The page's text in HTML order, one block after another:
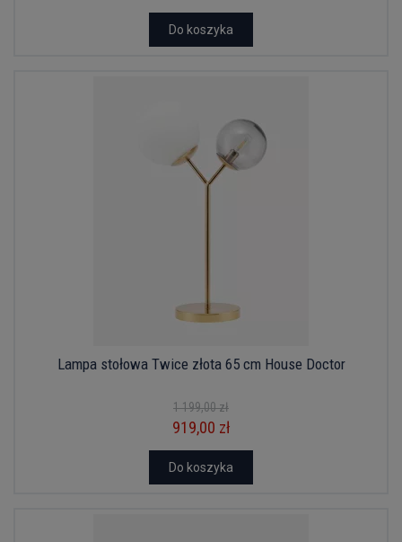
Do koszyka
Lampa stołowa Twice złota 65 cm House Doctor
1 199,00 zł
919,00 zł
Do koszyka